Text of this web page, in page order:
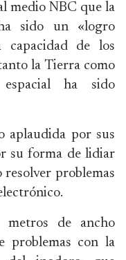
medio NBC que la
sido un «logro
de los
la Tierra como
ha sido
aplaudida por sus
su forma de lidiar
resolver problemas
de ancho
problemas con la